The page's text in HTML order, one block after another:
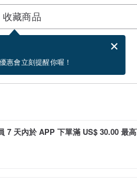
收藏商品
惠會立刻提醒你喔！
寫
天。（不包含假日）
7 天內於 APP 下單滿 US$ 30.00 最